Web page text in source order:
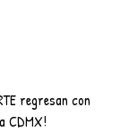
regresan con
CDMX!